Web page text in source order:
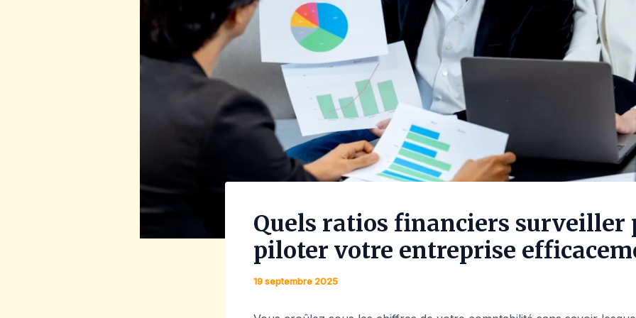
Quels ratios financiers surveiller
piloter votre entreprise
19 septembre 2025